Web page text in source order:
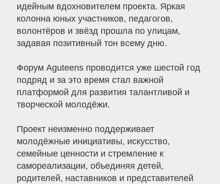
идейным вдохновителем проекта. Яркая
колонна юных участников, педагогов,
волонтёров и звёзд прошла по улицам,
задавая позитивный тон всему дню.
Форум Aguteens проводится уже шестой год
подряд и за это время стал важной
платформой для развития талантливой и
творческой молодёжи.
Проект неизменно поддерживает
молодёжные инициативы, искусство,
семейные ценности и стремление к
самореализации, объединяя детей,
родителей, наставников и представителей